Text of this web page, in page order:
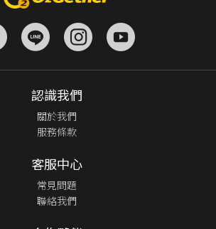
認識我們
關於我們
服務條款
客服中心
常見問題
聯絡我們